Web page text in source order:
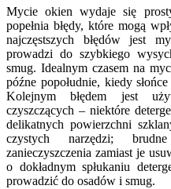
Mycie okien wydaje się
popełnia błędy, które mogą
najczęstszych błędów jest
prowadzi do szybkiego
smug. Idealnym czasem na
późne popołudnie, kiedy
Kolejnym błędem jest
czyszczących – niektóre
delikatnych powierzchni
czystych narzędzi;
zanieczyszczenia zamiast je
o dokładnym spłukaniu
prowadzić do osadów i smug.